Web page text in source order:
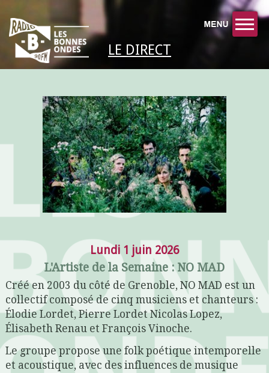
LE DIRECT
Lundi 1 juin 2026
L'Artiste de la Semaine : NO MAD
Créé en 2003 du côté de Grenoble, NO MAD est un
collectif composé de cinq musiciens et chanteurs :
Élodie Lordet, Pierre Lordet Nicolas Lopez,
Élisabeth Renau et François Vinoche.
Le groupe propose une folk poétique intemporelle
et acoustique, avec des influences de musique